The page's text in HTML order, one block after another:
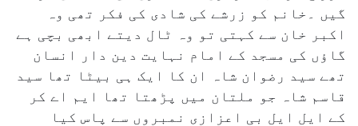
گیں ۔خانم کو زرشے کی شادی کی فکر تھی وہ
اکبر خان سے کہتی تو وہ ٹال دیتے ابھی بچی ہے
گاؤں کی مسجد کے امام نہایت دین دار انسان
تھے سید رضوان شاہ ان کا ایک ہی بیٹا تھا سید
قاسم شاہ جو ملتان میں پڑھتا تھا ایم اے کر
کے ایل ایل بی اعزازی نمبروں سے پاس کیا